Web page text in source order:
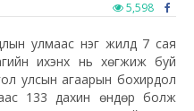
5,598
улмаас нэг жилд 7 сая
ихэнх нь хөгжиж буй
улсын агаарын бохирдол
133 дахин өндөр болж